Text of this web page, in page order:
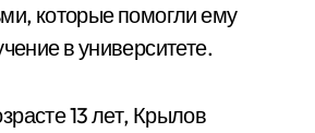
которые помогли ему
в университете.
13 лет, Крылов